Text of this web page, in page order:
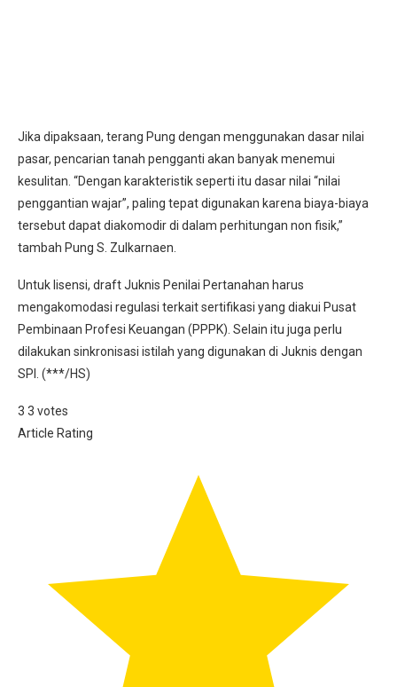
Jika dipaksaan, terang Pung dengan menggunakan dasar nilai
pasar, pencarian tanah pengganti akan banyak menemui
kesulitan. “Dengan karakteristik seperti itu dasar nilai “nilai
penggantian wajar”, paling tepat digunakan karena biaya-biaya
tersebut dapat diakomodir di dalam perhitungan non fisik,”
tambah Pung S. Zulkarnaen.
Untuk lisensi, draft Juknis Penilai Pertanahan harus
mengakomodasi regulasi terkait sertifikasi yang diakui Pusat
Pembinaan Profesi Keuangan (PPPK). Selain itu juga perlu
dilakukan sinkronisasi istilah yang digunakan di Juknis dengan
SPI. (***/HS)
3 3 votes
Article Rating